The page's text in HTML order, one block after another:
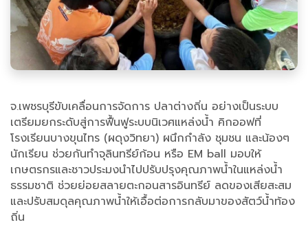
จ.เพชรบุรีขับเคลื่อนการจัดการ ปลาต่างถิ่น อย่างเป็นระบบ
เตรียมยกระดับสู่การฟื้นฟูระบบนิเวศแหล่งน้ำ คิกออฟที่
โรงเรียนบางขุนไทร (ผดุงวิทยา) ผนึกกำลัง ชุมชน และน้องๆ
นักเรียน ช่วยกันทำจุลินทรีย์ก้อน หรือ EM ball มอบให้
เกษตรกรและชาวประมงนำไปปรับปรุงคุณภาพน้ำในแหล่งน้ำ
ธรรมชาติ ช่วยย่อยสลายตะกอนสารอินทรีย์ ลดของเสียสะสม
และปรับสมดุลคุณภาพน้ำให้เอื้อต่อการกลับมาของสัตว์น้ำท้อง
ถิ่น